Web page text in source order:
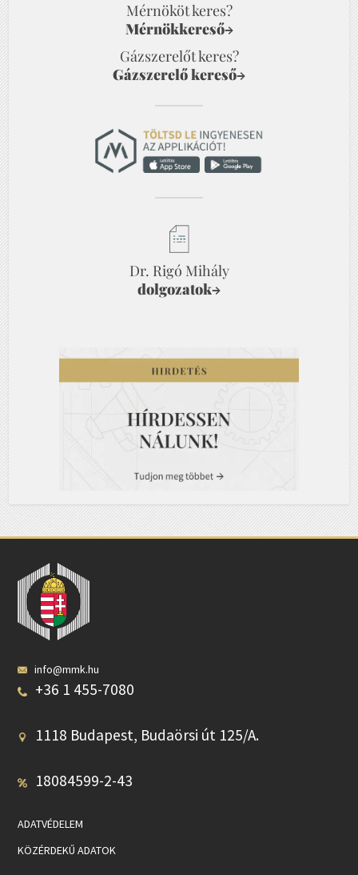
Mérnököt keres?
Mérnökkereső→
Gázszerelőt keres?
Gázszerelő kereső→
Dr. Rigó Mihály
dolgozatok→
info@mmk.hu
+36 1 455-7080
1118 Budapest, Budaörsi út 125/A.
18084599-2-43
ADATVÉDELEM
KÖZÉRDEKŰ ADATOK